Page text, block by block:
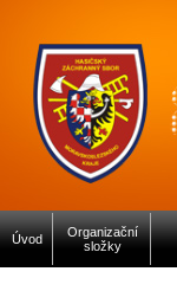
Úvod
Organizační
složky